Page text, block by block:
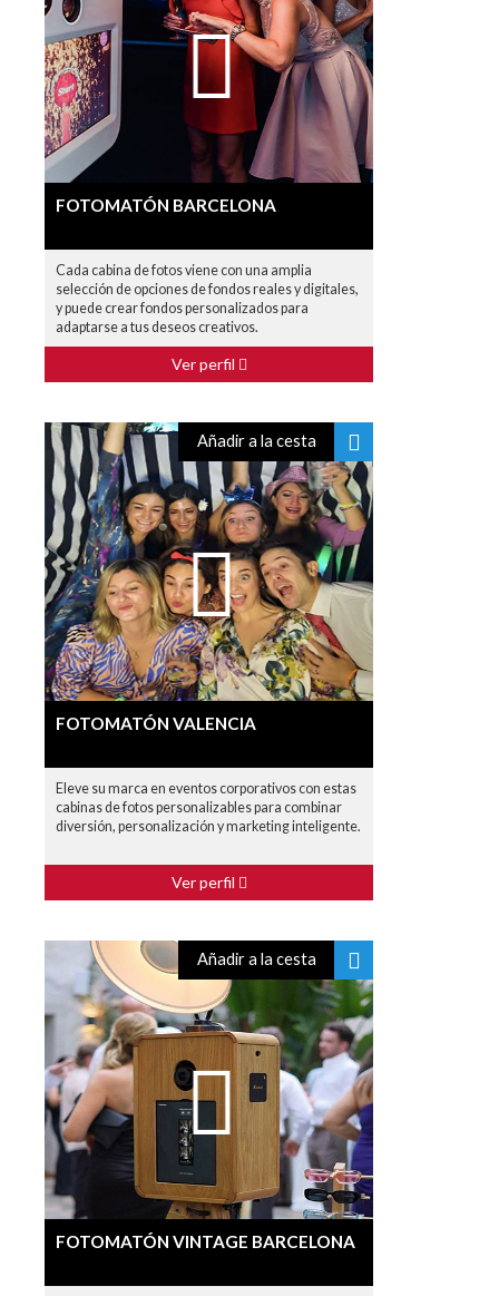
FOTOMATÓN BARCELONA
Cada cabina de fotos viene con una amplia
selección de opciones de fondos reales y digitales,
y puede crear fondos personalizados para
adaptarse a tus deseos creativos.
Ver perfil
Añadir a la cesta
FOTOMATÓN VALENCIA
Eleve su marca en eventos corporativos con estas
cabinas de fotos personalizables para combinar
diversión, personalización y marketing inteligente.
Ver perfil
Añadir a la cesta
FOTOMATÓN VINTAGE BARCELONA